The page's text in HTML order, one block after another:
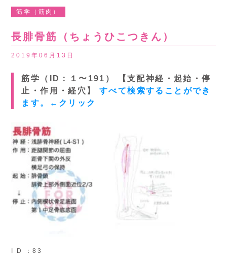
筋学（筋肉）
長腓骨筋（ちょうひこつきん）
2019年06月13日
筋学（ID：１〜191） 【支配神経・起始・停
止・作用・経穴】すべて検索することができ
ます。←クリック
I D ：83